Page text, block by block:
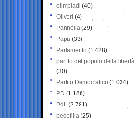
olimpiadi (40)
Oliveri (4)
Pannella (29)
Papa (33)
Parlamento (1.428)
partito del popolo della libertà
(30)
Partito Democratico (1.034)
PD (1.188)
PdL (2.781)
pedofilia (25)